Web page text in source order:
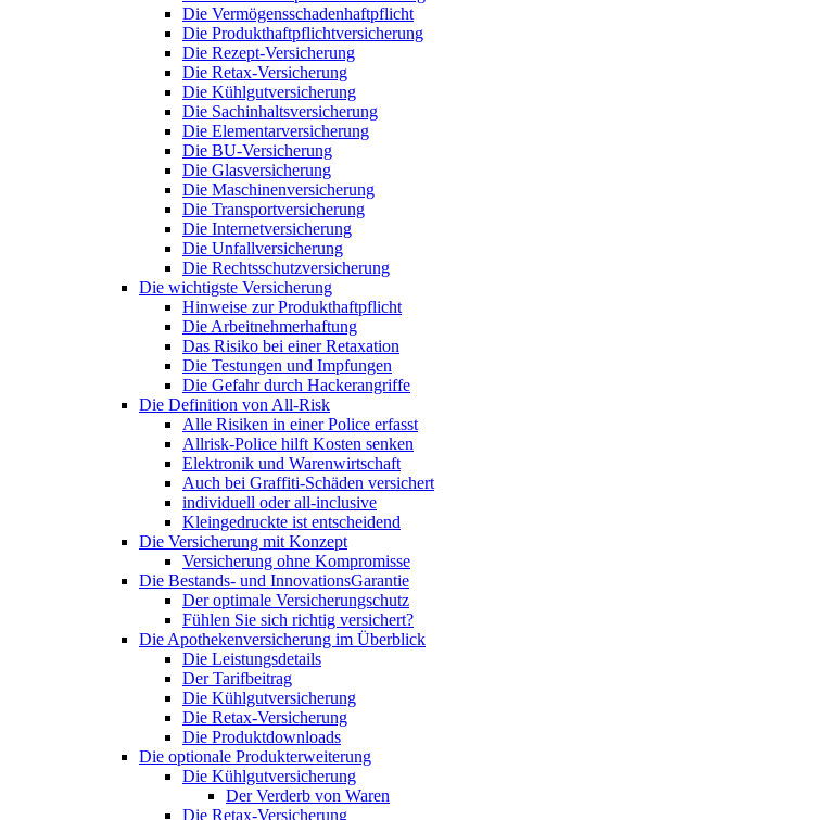
Die Vermögensschadenhaftpflicht
Die Produkthaftpflichtversicherung
Die Rezept-Versicherung
Die Retax-Versicherung
Die Kühlgutversicherung
Die Sachinhaltsversicherung
Die Elementarversicherung
Die BU-Versicherung
Die Glasversicherung
Die Maschinenversicherung
Die Transportversicherung
Die Internetversicherung
Die Unfallversicherung
Die Rechtsschutzversicherung
Die wichtigste Versicherung
Hinweise zur Produkthaftpflicht
Die Arbeitnehmerhaftung
Das Risiko bei einer Retaxation
Die Testungen und Impfungen
Die Gefahr durch Hackerangriffe
Die Definition von All-Risk
Alle Risiken in einer Police erfasst
Allrisk-Police hilft Kosten senken
Elektronik und Warenwirtschaft
Auch bei Graffiti-Schäden versichert
individuell oder all-inclusive
Kleingedruckte ist entscheidend
Die Versicherung mit Konzept
Versicherung ohne Kompromisse
Die Bestands- und InnovationsGarantie
Der optimale Versicherungschutz
Fühlen Sie sich richtig versichert?
Die Apothekenversicherung im Überblick
Die Leistungsdetails
Der Tarifbeitrag
Die Kühlgutversicherung
Die Retax-Versicherung
Die Produktdownloads
Die optionale Produkterweiterung
Die Kühlgutversicherung
Der Verderb von Waren
Die Retax-Versicherung